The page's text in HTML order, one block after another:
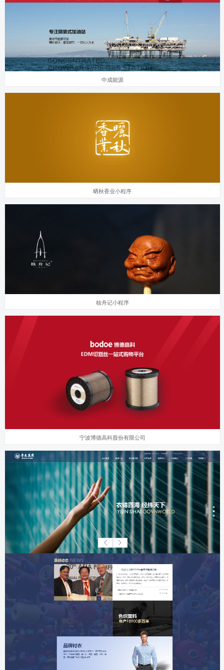
中成能源
晒秋香业小程序
核舟记小程序
宁波博德高科股份有限公司